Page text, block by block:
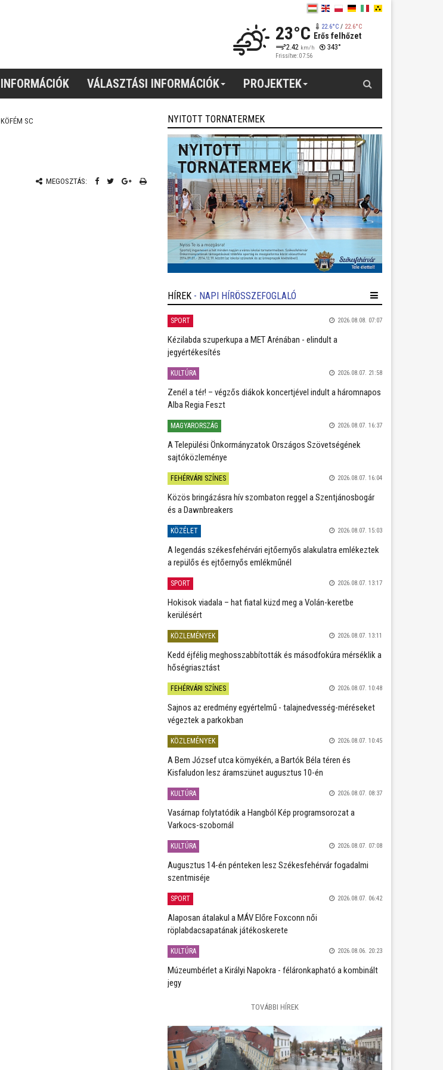
23°C 22.6°C/ 22.6°C
Erős felhőzet
2.42 km/h 343°
Frissítve: 07:56
INFORMÁCIÓK VÁLASZTÁSI INFORMÁCIÓK PROJEKTEK
KÖFÉM SC
MEGOSZTÁS:
NYITOTT TORNATERMEK
HÍREK - NAPI HÍRÖSSZEFOGLALÓ
SPORT 2026.08.08. 07:07
Kézilabda szuperkupa a MET Arénában - elindult a
jegyértékesítés
KULTÚRA 2026.08.07. 21:58
Zenél a tér! – végzős diákok koncertjével indult a háromnapos
Alba Regia Feszt
MAGYARORSZÁG 2026.08.07. 16:37
A Települési Önkormányzatok Országos Szövetségének
sajtóközleménye
FEHÉRVÁRI SZÍNES 2026.08.07. 16:04
Közös bringázásra hív szombaton reggel a Szentjánosbogár
és a Dawnbreakers
KÖZÉLET 2026.08.07. 15:03
A legendás székesfehérvári ejtőernyős alakulatra emlékeztek
a repülős és ejtőernyős emlékműnél
SPORT 2026.08.07. 13:17
Hokisok viadala – hat fiatal küzd meg a Volán-keretbe
kerülésért
KÖZLEMÉNYEK 2026.08.07. 13:11
Kedd éjfélig meghosszabbították és másodfokúra mérséklik a
hőségriasztást
FEHÉRVÁRI SZÍNES 2026.08.07. 10:48
Sajnos az eredmény egyértelmű - talajnedvesség-méréseket
végeztek a parkokban
KÖZLEMÉNYEK 2026.08.07. 10:45
A Bem József utca környékén, a Bartók Béla téren és
Kisfaludon lesz áramszünet augusztus 10-én
KULTÚRA 2026.08.07. 08:37
Vasárnap folytatódik a Hangból Kép programsorozat a
Varkocs-szobornál
KULTÚRA 2026.08.07. 07:08
Augusztus 14-én pénteken lesz Székesfehérvár fogadalmi
szentmiséje
SPORT 2026.08.07. 06:42
Alaposan átalakul a MÁV Előre Foxconn női
röplabdacsapatának játékoskerete
KULTÚRA 2026.08.06. 20:23
Múzeumbérlet a Királyi Napokra - féláronkapható a kombinált
jegy
TOVÁBBI HÍREK